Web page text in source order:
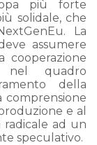
più forte
solidale, che
La
assumere
cooperazione
nel quadro
della
comprensione
e al
radicale ad un
speculativo.